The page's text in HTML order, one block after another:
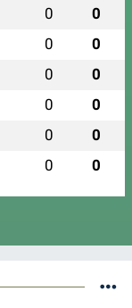
0 0
0 0
0 0
0 0
0 0
0 0